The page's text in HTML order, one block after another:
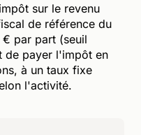
sur le revenu
de référence du
par part (seuil
de payer l'impôt en
à un taux fixe
l'activité.